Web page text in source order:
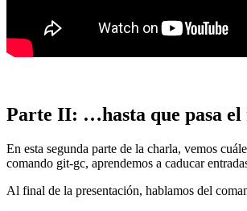
Parte II: …hasta que pasa el
En esta segunda parte de la charla, vemos
comando git-gc, aprendemos a caducar
Al final de la presentación, hablamos del